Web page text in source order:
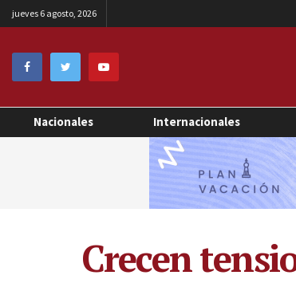
jueves 6 agosto, 2026
Nacionales Internacionales
Crecen